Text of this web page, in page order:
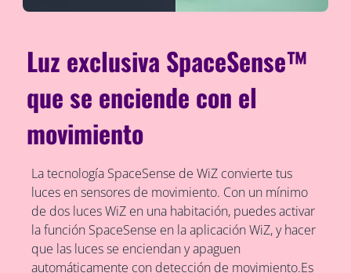
Luz exclusiva SpaceSense™
que se enciende con el
movimiento
La tecnología SpaceSense de WiZ convierte tus
luces en sensores de movimiento. Con un mínimo
de dos luces WiZ en una habitación, puedes activar
la función SpaceSense en la aplicación WiZ, y hacer
que las luces se enciendan y apaguen
automáticamente con detección de movimiento.Es